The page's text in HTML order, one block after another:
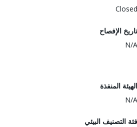
Closed
تاريخ الإفصاح
N/A
الهيئة المنفذة
N/A
فئة التصنيف البيئي